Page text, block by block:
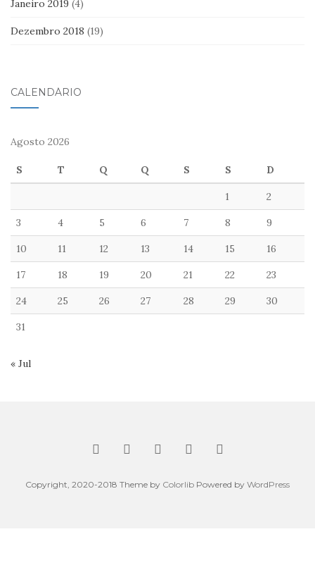
Janeiro 2019 (4)
Dezembro 2018 (19)
CALENDÁRIO
Agosto 2026
S T Q Q S S D
1 2
3 4 5 6 7 8 9
10 11 12 13 14 15 16
17 18 19 20 21 22 23
24 25 26 27 28 29 30
31
« Jul
Copyright, 2020-2018 Theme by Colorlib Powered by WordPress